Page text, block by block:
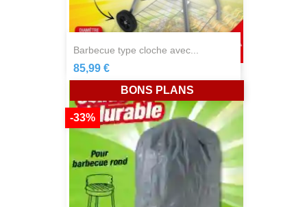
barbecue type cloche avec...
85,99 €
-33%
BONS PLANS